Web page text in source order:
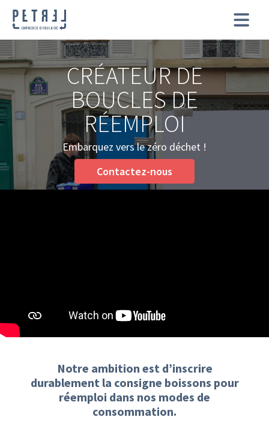
CRÉATEUR DE
BOUCLES DE
RÉEMPLOI
Embarquez vers le zéro déchet !
Contactez-nous
Notre ambition est d’inscrire
durablement ​la consigne boissons pour
réemploi ​dans nos modes de
consommation.​